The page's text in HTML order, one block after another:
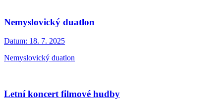
Nemyslovický duatlon
Datum: 18. 7. 2025
Nemyslovický duatlon
Letní koncert filmové hudby